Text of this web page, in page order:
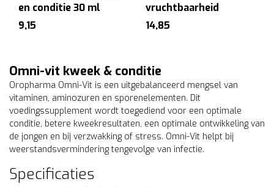
en conditie 30 ml
9,15
vruchtbaarheid
14,85
Omni-vit kweek & conditie
Oropharma Omni-Vit is een uitgebalanceerd mengsel van
vitaminen, aminozuren en sporenelementen. Dit
voedingssupplement wordt toegediend voor een optimale
conditie, betere kweekresultaten, een optimale ontwikkeling van
de jongen en bij verzwakking of stress. Omni-Vit helpt bij
weerstandsvermindering tengevolge van infectie.
Specificaties